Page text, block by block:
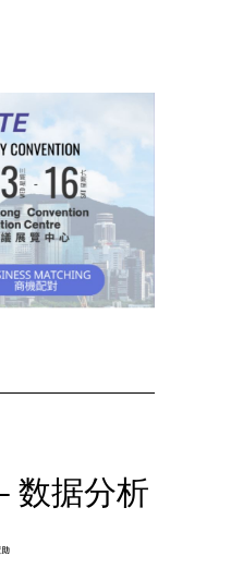
数据分析